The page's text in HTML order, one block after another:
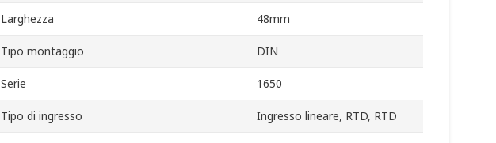
Larghezza 48mm
Tipo montaggio DIN
Serie 1650
Tipo di ingresso Ingresso lineare, RTD, RTD